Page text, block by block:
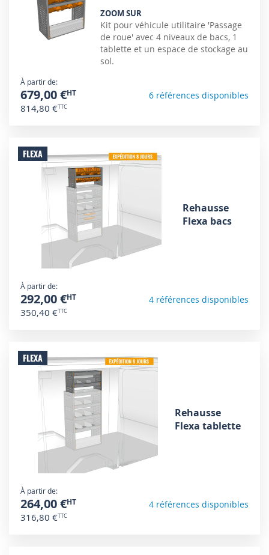
ZOOM SUR
Kit pour véhicule utilitaire 'Passage
de roue' avec 4 niveaux de bacs, 1
tablette et un espace de stockage au
sol.
À partir de
679,00 €
814,80 €
6 références disponibles
FLEXA
Rehausse
Flexa bacs
À partir de
292,00 €
350,40 €
4 références disponibles
FLEXA
Rehausse
Flexa tablette
À partir de
264,00 €
316,80 €
4 références disponibles